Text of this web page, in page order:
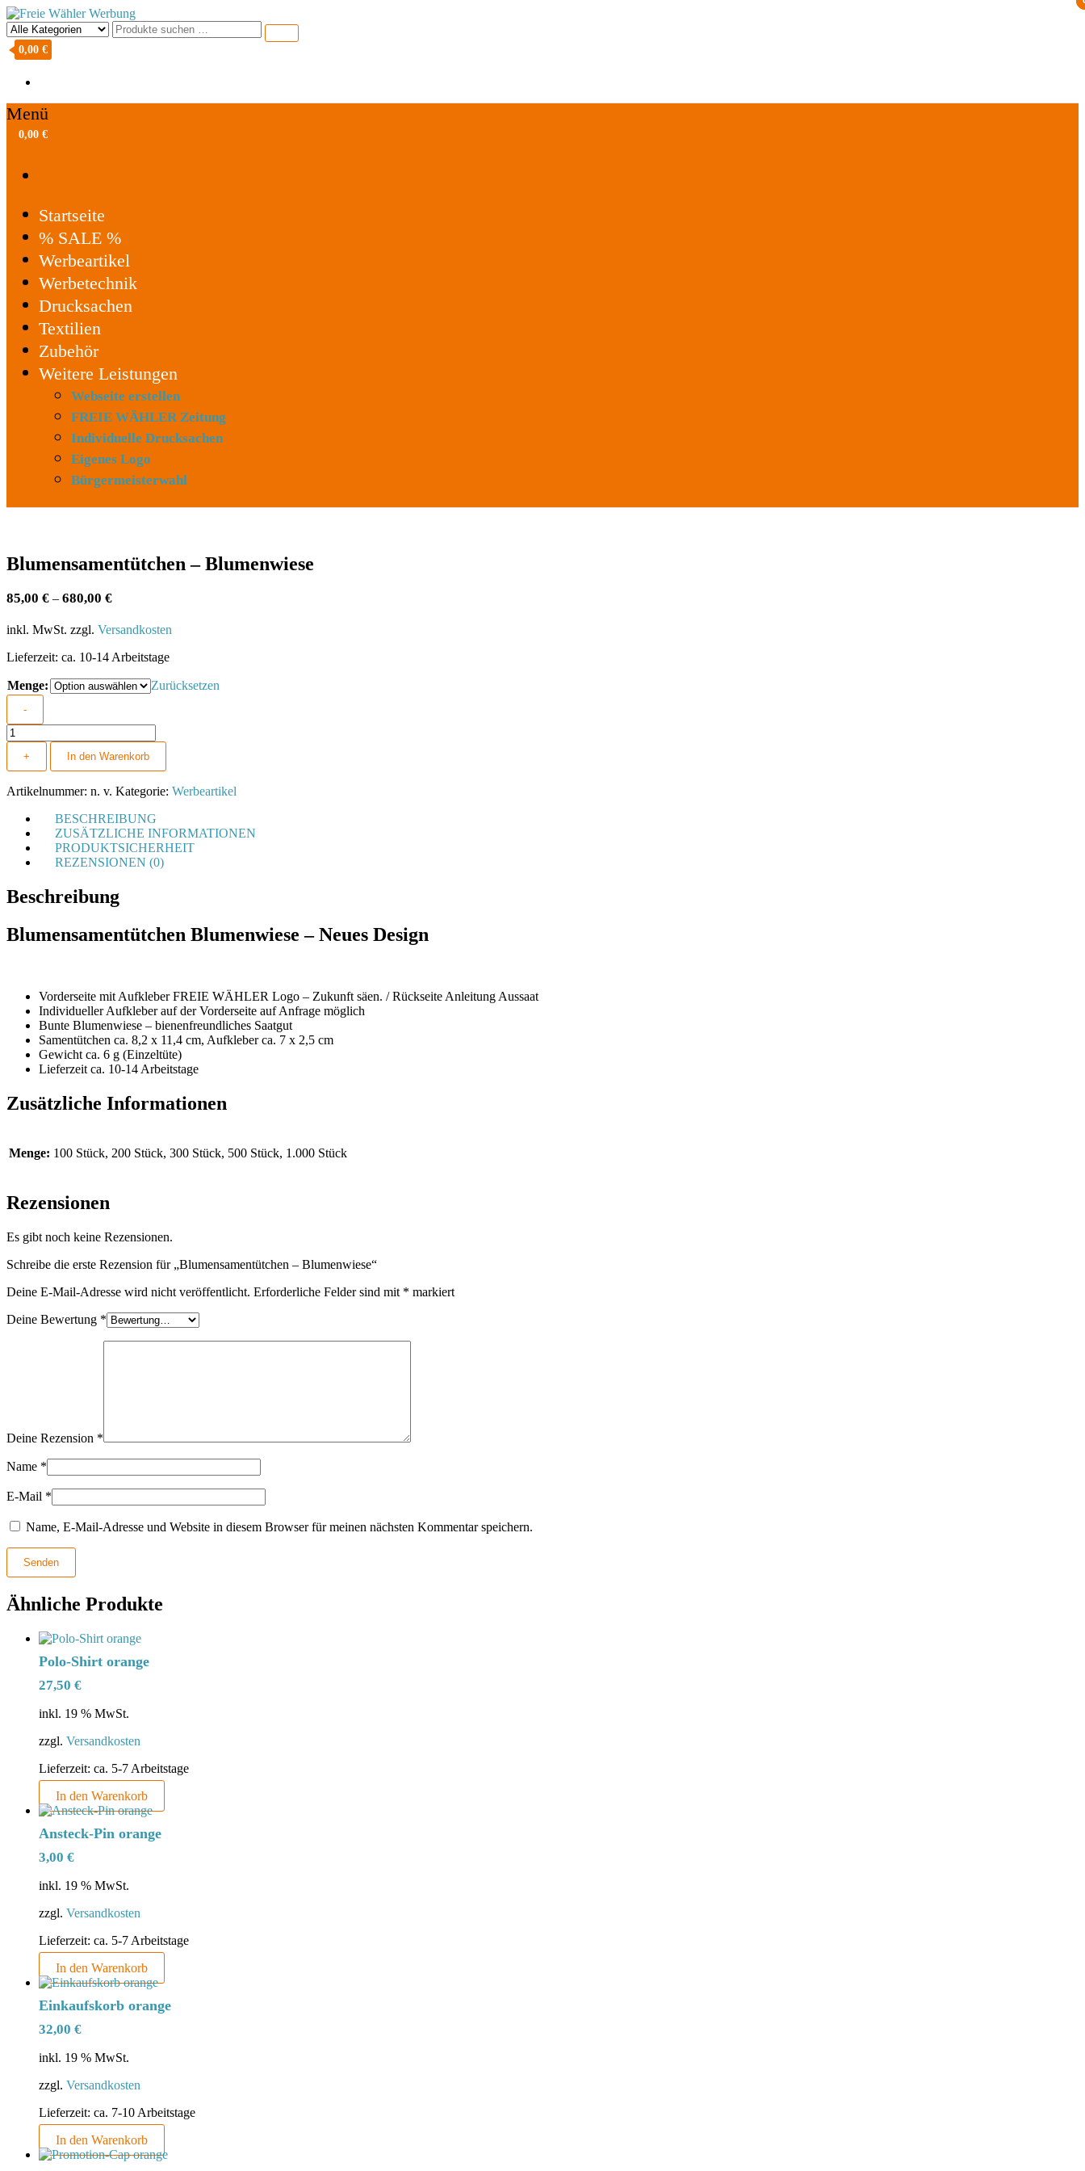
Freie Wähler Werbung
0,00 €
Menü
0,00 €
Startseite
% SALE %
Werbeartikel
Werbetechnik
Drucksachen
Textilien
Zubehör
Weitere Leistungen
Webseite erstellen
FREIE WÄHLER Zeitung
Individuelle Drucksachen
Eigenes Logo
Bürgermeisterwahl
Blumensamentütchen – Blumenwiese
85,00 € – 680,00 €
inkl. MwSt. zzgl. Versandkosten
Lieferzeit: ca. 10-14 Arbeitstage
Menge: Zurücksetzen
-
Blumensamentütchen
-
Blumenwiese
Menge
+ In den Warenkorb
Artikelnummer: n. v. Kategorie: Werbeartikel
BESCHREIBUNG
ZUSÄTZLICHE INFORMATIONEN
PRODUKTSICHERHEIT
REZENSIONEN (0)
Beschreibung
Blumensamentütchen Blumenwiese – Neues Design
Vorderseite mit Aufkleber FREIE WÄHLER Logo – Zukunft säen. / Rückseite Anleitung Aussaat
Individueller Aufkleber auf der Vorderseite auf Anfrage möglich
Bunte Blumenwiese – bienenfreundliches Saatgut
Samentütchen ca. 8,2 x 11,4 cm, Aufkleber ca. 7 x 2,5 cm
Gewicht ca. 6 g (Einzeltüte)
Lieferzeit ca. 10-14 Arbeitstage
Zusätzliche Informationen
Menge: 100 Stück, 200 Stück, 300 Stück, 500 Stück, 1.000 Stück
Rezensionen
Es gibt noch keine Rezensionen.
Schreibe die erste Rezension für „Blumensamentütchen – Blumenwiese“
Deine E-Mail-Adresse wird nicht veröffentlicht. Erforderliche Felder sind mit * markiert
Deine Bewertung *
Deine Rezension *
Name *
E-Mail *
Name, E-Mail-Adresse und Website in diesem Browser für meinen nächsten Kommentar speichern.
Ähnliche Produkte
Polo-Shirt orange
27,50 €
inkl. 19 % MwSt.
zzgl. Versandkosten
Lieferzeit: ca. 5-7 Arbeitstage
In den Warenkorb
Ansteck-Pin orange
3,00 €
inkl. 19 % MwSt.
zzgl. Versandkosten
Lieferzeit: ca. 5-7 Arbeitstage
In den Warenkorb
Einkaufskorb orange
32,00 €
inkl. 19 % MwSt.
zzgl. Versandkosten
Lieferzeit: ca. 7-10 Arbeitstage
In den Warenkorb